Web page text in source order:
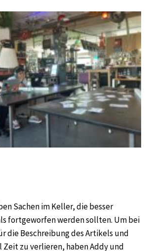
Sachen im Keller, die besser
fortgeworfen werden sollten. Um bei
die Beschreibung des Artikels und
Zeit zu verlieren, haben Addy und